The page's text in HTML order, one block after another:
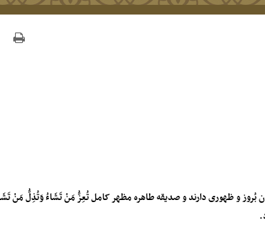
بُروز و ظهوری دارند و صدیقه طاهره مظهر کامل تُعِزُّ مَنْ تَشَاءُ وَتُذِلُّ مَنْ